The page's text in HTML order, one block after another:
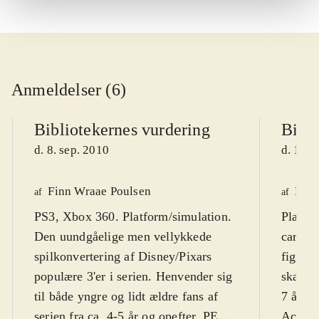
Anmeldelser (6)
Bibliotekernes vurdering
d. 8. sep. 2010
af Finn Wraae Poulsen
PS3, Xbox 360. Platform/simulation.
Den uundgåelige men vellykkede
spilkonvertering af Disney/Pixars
populære 3'er i serien. Henvender sig
til både yngre og lidt ældre fans af
d. 16.
af
7 år.